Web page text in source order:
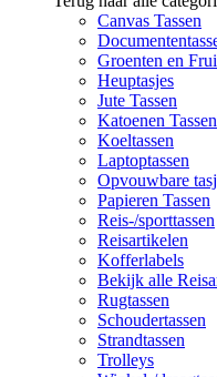
Canvas Tassen
Groenten en
Heuptasjes
Jute Tassen
Katoenen Tassen
Koeltassen
Laptoptassen
Opvouwbare
Papieren Tassen
Reis-/sporttassen
Reisartikelen
Kofferlabels
Bekijk alle
Rugtassen
Schoudertassen
Strandtassen
Trolleys